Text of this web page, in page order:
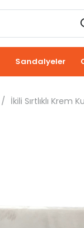
Sandalyeler
/ İkili Sırtlıklı